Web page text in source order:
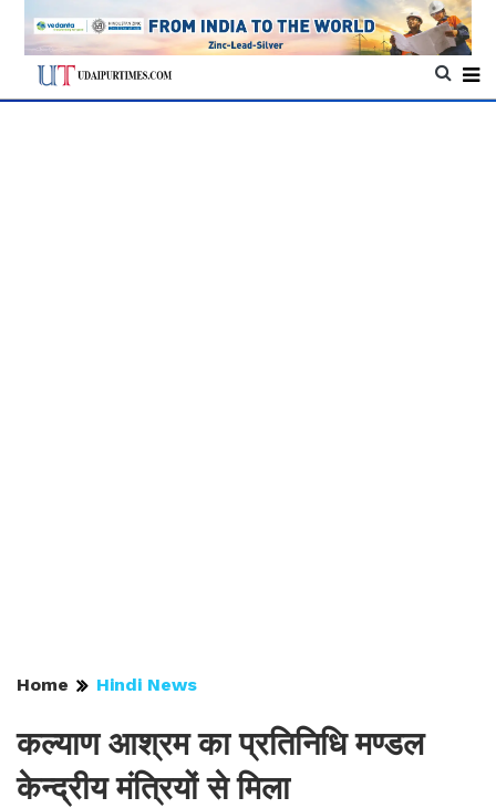
Home Hindi News
कल्याण आश्रम का प्रतिनिधि मण्डल
केन्द्रीय मंत्रियों से मिला